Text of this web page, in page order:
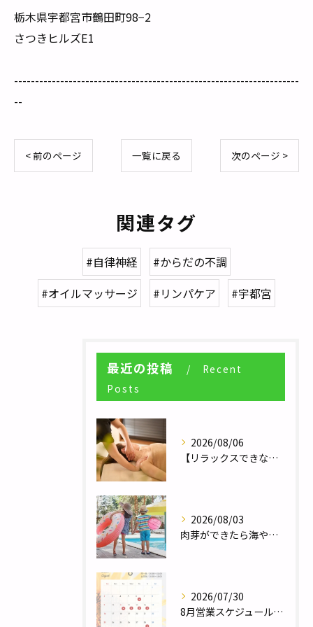
栃木県宇都宮市鶴田町98−2
さつきヒルズE1
--------------------------------------------------------------------
--
< 前のページ 一覧に戻る 次のページ >
関連タグ
#自律神経
#からだの不調
#オイルマッサージ
#リンパケア #宇都宮
最近の投稿
Recent
Posts
2026/08/06
【リラックスできない人へ】体が休まらない本当の理由とは？／自律神経調整サロンHararie〜はらりえ〜
2026/08/03
肉芽ができたら海やプールは大丈夫？夏のレジャー前に知っておきたい注意点／巻き爪補正２４栃木フットケアセンター宇都宮店
2026/07/30
8月営業スケジュール／自律神経調整サロンHararie〜はらりえ〜